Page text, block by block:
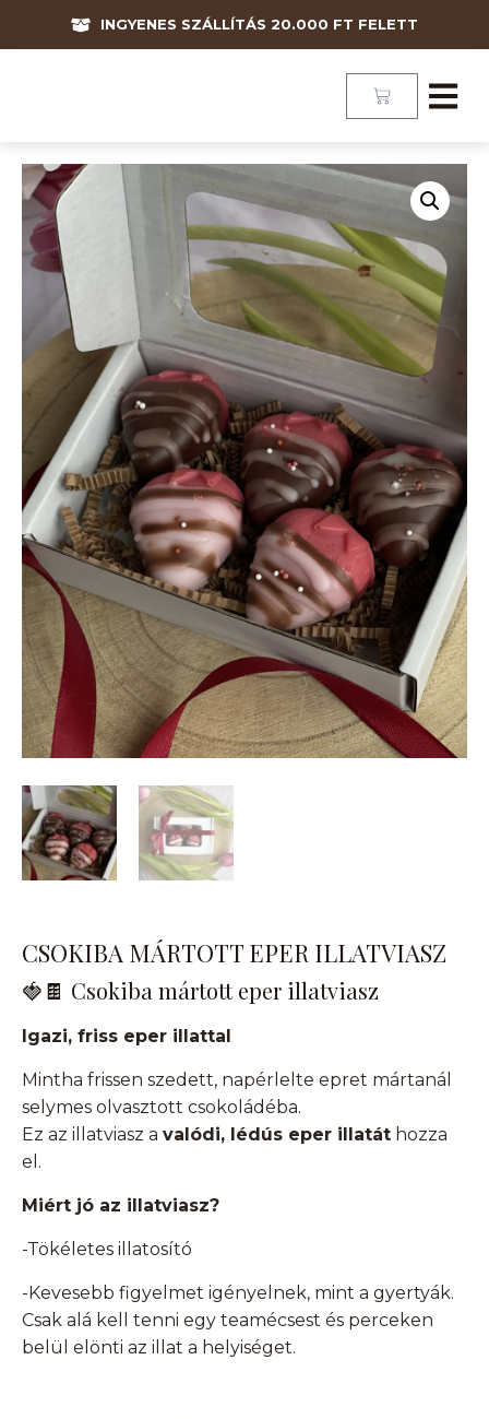
INGYENES SZÁLLÍTÁS 20.000 FT FELETT
CSOKIBA MÁRTOTT EPER ILLATVIASZ
🍓🍫 Csokiba mártott eper illatviasz
Igazi, friss eper illattal
Mintha frissen szedett, napérlelte epret mártanál
selymes olvasztott csokoládéba.
Ez az illatviasz a valódi, lédús eper illatát hozza
el.
Miért jó az illatviasz?
-Tökéletes illatosító
-Kevesebb figyelmet igényelnek, mint a gyertyák.
Csak alá kell tenni egy teamécsest és perceken
belül elönti az illat a helyiséget.